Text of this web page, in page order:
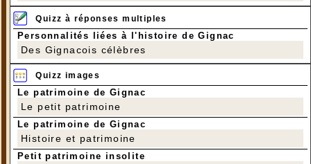
Quizz à réponses multiples
Personnalités liées à l'histoire de Gignac
Des Gignacois célèbres
Quizz images
Le patrimoine de Gignac
Le petit patrimoine
Le patrimoine de Gignac
Histoire et patrimoine
Petit patrimoine insolite